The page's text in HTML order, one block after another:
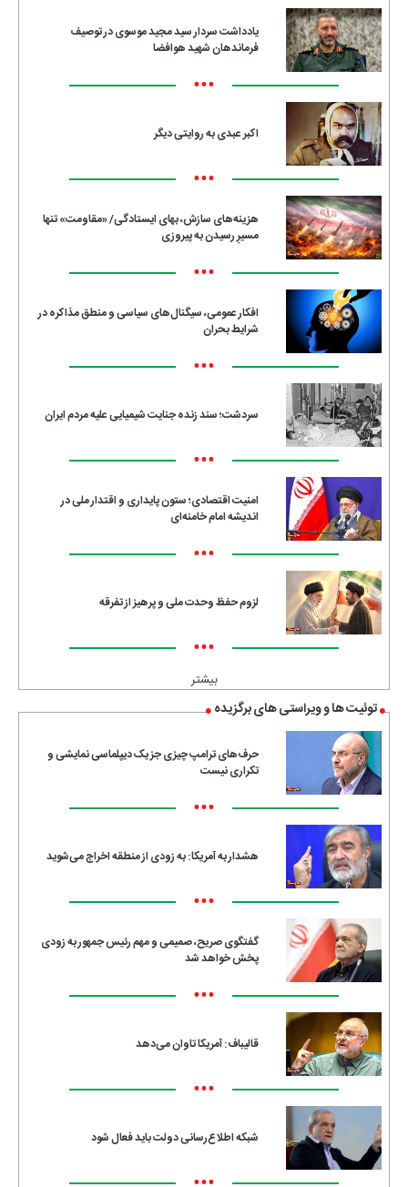
یادداشت سردار سید مجید موسوی در توصیف
فرماندهان شهید هوافضا
•••
اکبر عبدی به روایتی دیگر
•••
هزینه‌های سازش، بهای ایستادگی/ «مقاومت» تنها
مسیرِ رسیدن به پیروزی
•••
افکار عمومی، سیگنال‌های سیاسی و منطق مذاکره در
شرایط بحران
•••
سردشت؛ سند زنده جنایت شیمیایی علیه مردم ایران
•••
امنیت اقتصادی؛ ستون پایداری و اقتدار ملی در
اندیشه امام خامنه‌ای
•••
لزوم حفظ وحدت ملی و پرهیز از تفرقه
•••
بیشتر
توئیت ها و ویراستی های برگزیده
حرف‌های ترامپ چیزی جز یک دیپلماسی نمایشی و
تکراری نیست
•••
هشدار به آمریکا: به زودی از منطقه اخراج می‌شوید
•••
گفتگوی صریح، صمیمی و مهم رئیس جمهور به زودی
پخش خواهد شد
•••
قالیباف: آمریکا تاوان می‌دهد
•••
شبکه اطلاع‌رسانی دولت باید فعال شود